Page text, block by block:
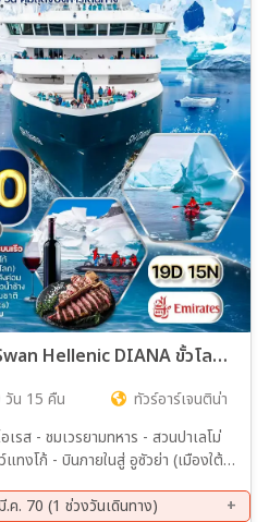
ทัวร์ล่องเรือสำราญ The Swan Hellenic DIANA ขั้วโลกใต้ 19 วัน (EK) 21 FEB - 11 MAR 27
วัน 15 คืน
ทัวร์อาร์เจนติน่า
เรส - ชมเวรยามทหาร - สวนปาเลโม่
ทงโก้ - บินภายในสู่ อูซัวย่า (เมืองใต้
สู่ขั้วโลกใต้ - 14 ของการเดินทาง (27
. 70 (1 ช่วงวันเดินทาง)